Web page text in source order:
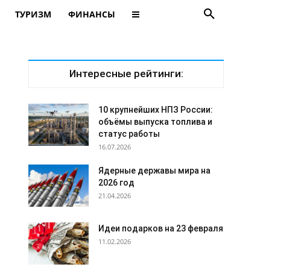
ТУРИЗМ ФИНАНСЫ
Интересные рейтинги:
10 крупнейших НПЗ России:
объёмы выпуска топлива и
статус работы
16.07.2026
Ядерные державы мира на
2026 год
21.04.2026
Идеи подарков на 23 февраля
11.02.2026